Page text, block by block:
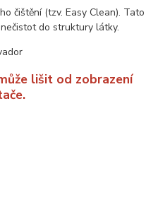
čištění (tzv. Easy Clean). Tato
do struktury látky.
lišit od zobrazení